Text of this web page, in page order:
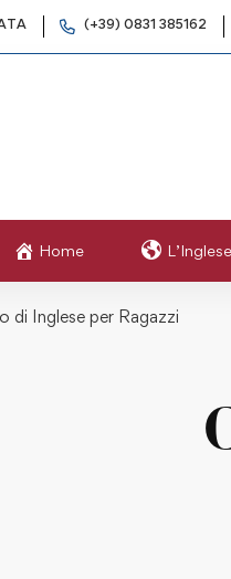
(+39) 0831 385162
Home
di Inglese per Ragazzi